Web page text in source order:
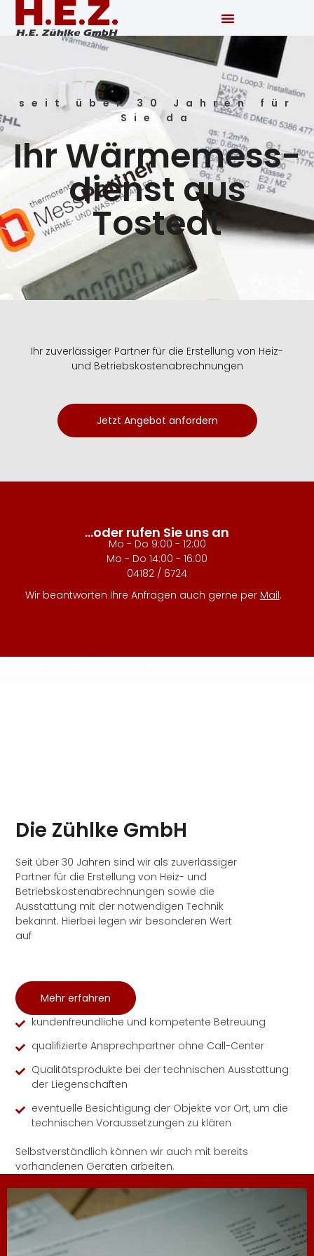
seit über 30 Jahren für
Sie da
Ihr Wärme­mess­
dienst aus
Tostedt
Ihr zuverlässiger Partner für die Erstellung von Heiz-
und Betriebskostenabrechnungen
Jetzt Angebot anfordern
...oder rufen Sie uns an
Mo - Do 9:00 - 12:00
Mo - Do 14:00 - 16:00
04182 / 6724
Wir beantworten Ihre Anfragen auch gerne per Mail.
Die Zühlke GmbH
Seit über 30 Jahren sind wir als zuverlässiger
Partner für die Erstellung von Heiz- und
Betriebskostenabrechnungen sowie die
Ausstattung mit der notwendigen Technik
bekannt. Hierbei legen wir besonderen Wert
auf
Mehr erfahren
kundenfreundliche und kompetente Betreuung
qualifizierte Ansprechpartner ohne Call-Center
Qualitätsprodukte bei der technischen Ausstattung
der Liegenschaften
eventuelle Besichtigung der Objekte vor Ort, um die
technischen Voraussetzungen zu klären
Selbstverständlich können wir auch mit bereits
vorhandenen Geräten arbeiten.